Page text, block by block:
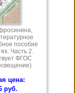
пособие
Часть 2.
ФГОС
цена:
руб.